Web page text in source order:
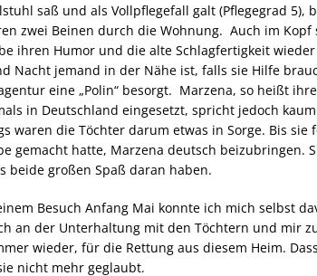
saß und als Vollpflegefall galt (Pflegegrad 5),
zwei Beinen durch die Wohnung. Auch im
ihren Humor und die alte Schlagfertigkeit
Nacht jemand in der Nähe ist, falls sie Hilfe
eine „Polin“ besorgt. Marzena, so heißt
in Deutschland eingesetzt, spricht jedoch
waren die Töchter darum etwas in Sorge. Bis
gemacht hatte, Marzena deutsch beizubringen.
beide großen Spaß daran haben.
Besuch Anfang Mai konnte ich mich selbst
an der Unterhaltung mit den Töchtern und mir
wieder, für die Rettung aus diesem Heim.
nicht mehr geglaubt.